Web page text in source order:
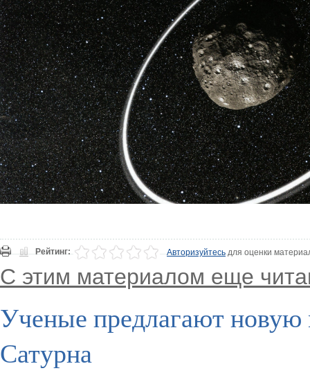
Рейтинг: Авторизуйтесьдля оценки
С этим материалом еще
Ученые предлагают новую
Сатурна